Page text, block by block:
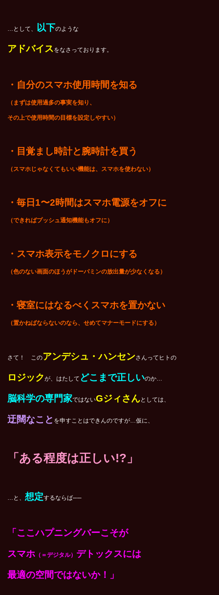
…として、 以下のような
アドバイスをなさっております。
・自分のスマホ使用時間を知る
（まずは使用過多の事実を知り、
その上で使用時間の目標を設定しやすい）
・目覚まし時計と腕時計を買う
（スマホじゃなくてもいい機能は、スマホを使わない）
・毎日1〜2時間はスマホ電源をオフに
（できればプッシュ通知機能もオフに）
・スマホ表示をモノクロにする
（色のない画面のほうがドーパミンの放出量が少なくなる）
・寝室にはなるべくスマホを置かない
（置かねばならないのなら、せめてマナーモードにする）
さて！ このアンデシュ・ハンセンさんってヒトの
ロジックが、はたして どこまで正しいのか…
脳科学の専門家ではないGジィさんとしては、
迂闊なこと を申すことはできんのですが…仮に、
「ある程度は正しい!?」
…と、 想定するならば──
「ここハプニングバーこそが
スマホ （＝デジタル） デトックスには
最適の空間ではないか！」